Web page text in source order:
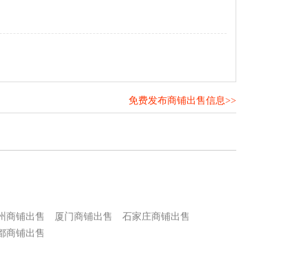
免费发布商铺出售信息>>
商铺出售 厦门商铺出售
石家庄商铺出售
商铺出售